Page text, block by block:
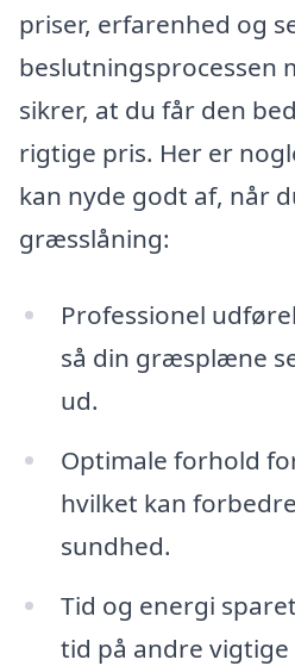
priser, erfarenhed og
beslutningsprocessen
sikrer, at du får den
rigtige pris. Her er
kan nyde godt af, når
græsslåning:
Professionel
så din græsplæne
ud.
Optimale forhold
hvilket kan
sundhed.
Tid og energi
tid på andre vigtige